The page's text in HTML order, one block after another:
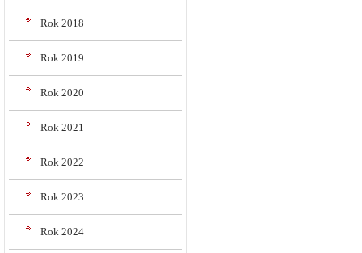
Rok 2018
Rok 2019
Rok 2020
Rok 2021
Rok 2022
Rok 2023
Rok 2024